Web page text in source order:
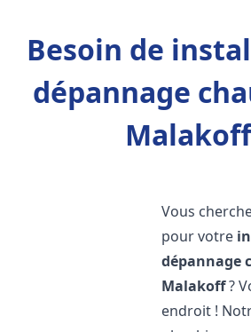
Besoin de
dépannage
Vous
pour votre
dépannage
Malakoff?
endroit !